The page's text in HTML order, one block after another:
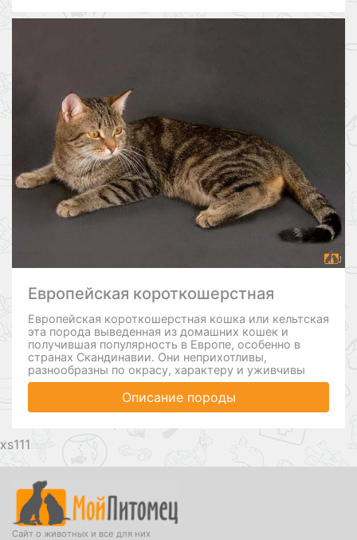
Европейская короткошерстная
Европейская короткошерстная кошка или кельтская
эта порода выведенная из домашних кошек и
получившая популярность в Европе, особенно в
странах Скандинавии. Они неприхотливы,
разнообразны по окрасу, характеру и уживчивы
Описание породы
111
Сайт о животных и все для них